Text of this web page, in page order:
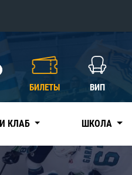
БИЛЕТЫ ВИП
КЛАБ ШКОЛА